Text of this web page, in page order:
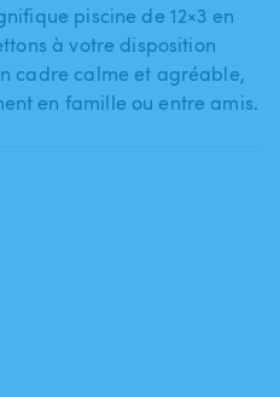
piscine de 12×3 en
à votre disposition
cadre calme et agréable​,​
en famille ou entre amis.